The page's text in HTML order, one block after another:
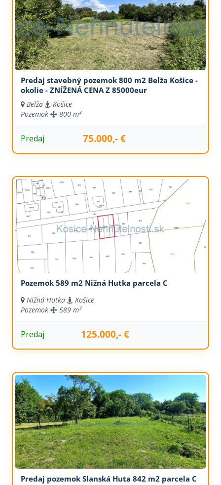
Predaj stavebný pozemok 800 m2 Belža Košice -
okolie - ZNÍŽENÁ CENA Z 85000eur
Belža
Košice
Pozemok
800 m²
Predaj 75.000,- €
Pozemok 589 m2 Nižná Hutka parcela C
Nižná Hutka
Košice
Pozemok
589 m²
Predaj 125.000,- €
Predaj pozemok Slanská Huta 842 m2 parcela C